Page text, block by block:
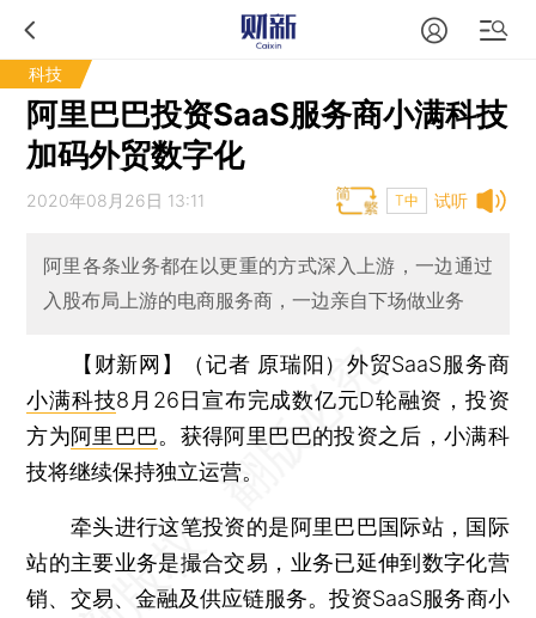
科技
阿里巴巴投资SaaS服务商小满科技
加码外贸数字化
试听
2020年08月26日 13:11 T中
阿里各条业务都在以更重的方式深入上游，一边通过
入股布局上游的电商服务商，一边亲自下场做业务
【财新网】（记者 原瑞阳）外贸SaaS服务商
小满科技8月26日宣布完成数亿元D轮融资，投资
方为阿里巴巴。获得阿里巴巴的投资之后，小满科
技将继续保持独立运营。
牵头进行这笔投资的是阿里巴巴国际站，国际
站的主要业务是撮合交易，业务已延伸到数字化营
销、交易、金融及供应链服务。投资SaaS服务商小